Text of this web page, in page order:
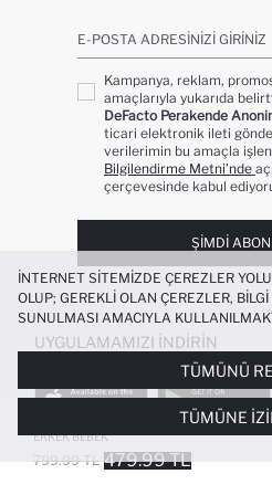
%100 PAMUK NAKIŞLI JEAN TULUM
ERKEK BEBEK
799.99 TL 479.99 TL
E-POSTA ADRESINIZI GIRINIZ
Kampanya, reklam,
amaçlarıyla yukarıda
DeFacto Perakende
ticari elektronik ileti
verilerimin bu amaçla
Bilgilendirme Metni’nde
çerçevesinde kabul
ŞIMDI
UYGULAMAMIZI İNDIRIN
POPÜLER KATEGORILER
İNTERNET SITEMIZDE ÇEREZLER
OLUP; GEREKLI OLAN ÇEREZLER,
SUNULMASI AMACIYLA
ÜÇÜNCÜ TARAF ÇEREZLER ISE SIZE
DENEYIMI SUNULABILMESI,
KIŞISELLEŞTIRMESI VE AÇIK RIZA
YÖNELIK PAZARLAMA
SINIRLI OLARAK KULLANILACAKTIR.
ÇEREZ TERCIHLERIPANELI
ÇEREZLERLE ILGILI DAHA DETAYLI
TÜMÜNÜ
TÜMÜNE